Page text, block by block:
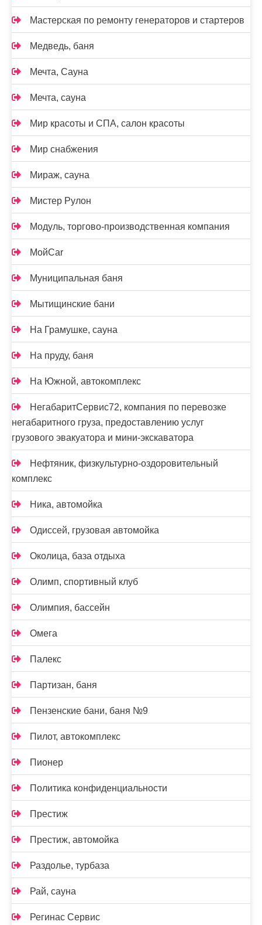
Мастерская по ремонту генераторов и стартеров
Медведь, баня
Мечта, Сауна
Мечта, сауна
Мир красоты и СПА, салон красоты
Мир снабжения
Мираж, сауна
Мистер Рулон
Модуль, торгово-производственная компания
МойCar
Муниципальная баня
Мытищинские бани
На Грамушке, сауна
На пруду, баня
На Южной, автокомплекс
НегабаритСервис72, компания по перевозке
негабаритного груза, предоставлению услуг
грузового эвакуатора и мини-экскаватора
Нефтяник, физкультурно-оздоровительный
комплекс
Ника, автомойка
Одиссей, грузовая автомойка
Околица, база отдыха
Олимп, спортивный клуб
Олимпия, бассейн
Омега
Палекс
Партизан, баня
Пензенские бани, баня №9
Пилот, автокомплекс
Пионер
Политика конфиденциальности
Престиж
Престиж, автомойка
Раздолье, турбаза
Рай, сауна
Регинас Сервис